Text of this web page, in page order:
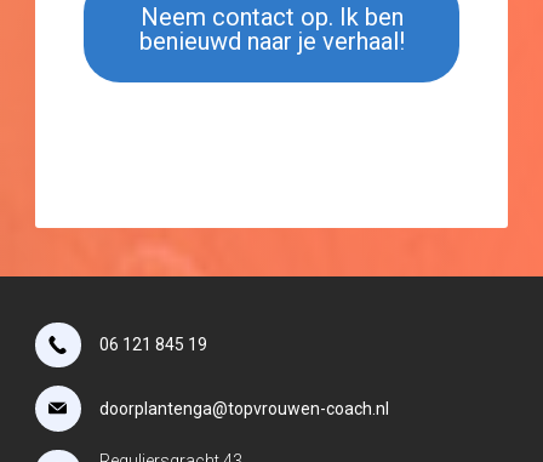
Neem contact op. Ik ben
benieuwd naar je verhaal!
06 121 845 19
doorplantenga@topvrouwen-coach.nl